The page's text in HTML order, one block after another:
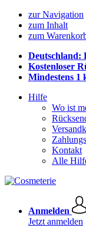
zur Navigation
zum Inhalt
zum
Deutschland:
Kostenloser
Mindestens 1
Hilfe
Wo ist
Kontakt
Alle
Anmelden
Jetzt anmelden